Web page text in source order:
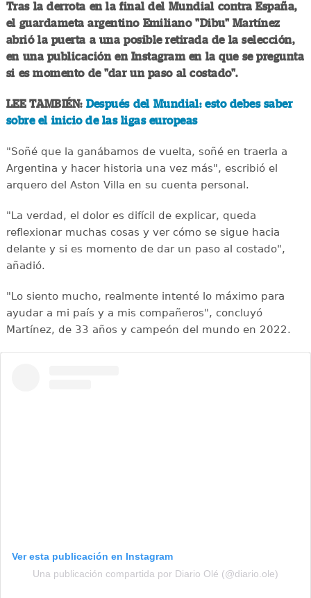
Tras la derrota en la final del Mundial contra España,
el guardameta argentino Emiliano "Dibu" Martínez
abrió la puerta a una posible retirada de la selección,
en una publicación en Instagram en la que se pregunta
si es momento de "dar un paso al costado".
LEE TAMBIÉN: Después del Mundial: esto debes saber
sobre el inicio de las ligas europeas
"Soñé que la ganábamos de vuelta, soñé en traerla a
Argentina y hacer historia una vez más", escribió el
arquero del Aston Villa en su cuenta personal.
"La verdad, el dolor es difícil de explicar, queda
reflexionar muchas cosas y ver cómo se sigue hacia
delante y si es momento de dar un paso al costado",
añadió.
"Lo siento mucho, realmente intenté lo máximo para
ayudar a mi país y a mis compañeros", concluyó
Martínez, de 33 años y campeón del mundo en 2022.
Ver esta publicación en Instagram
Una publicación compartida por Diario Olé (@diario.ole)